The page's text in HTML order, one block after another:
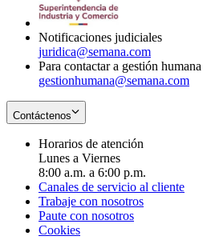
Notificaciones judiciales
juridica@semana.com
Para contactar a gestión humana
gestionhumana@semana.com
Contáctenos
Horarios de atención
Lunes a Viernes
8:00 a.m. a 6:00 p.m.
Canales de servicio al cliente
Trabaje con nosotros
Paute con nosotros
Cookies